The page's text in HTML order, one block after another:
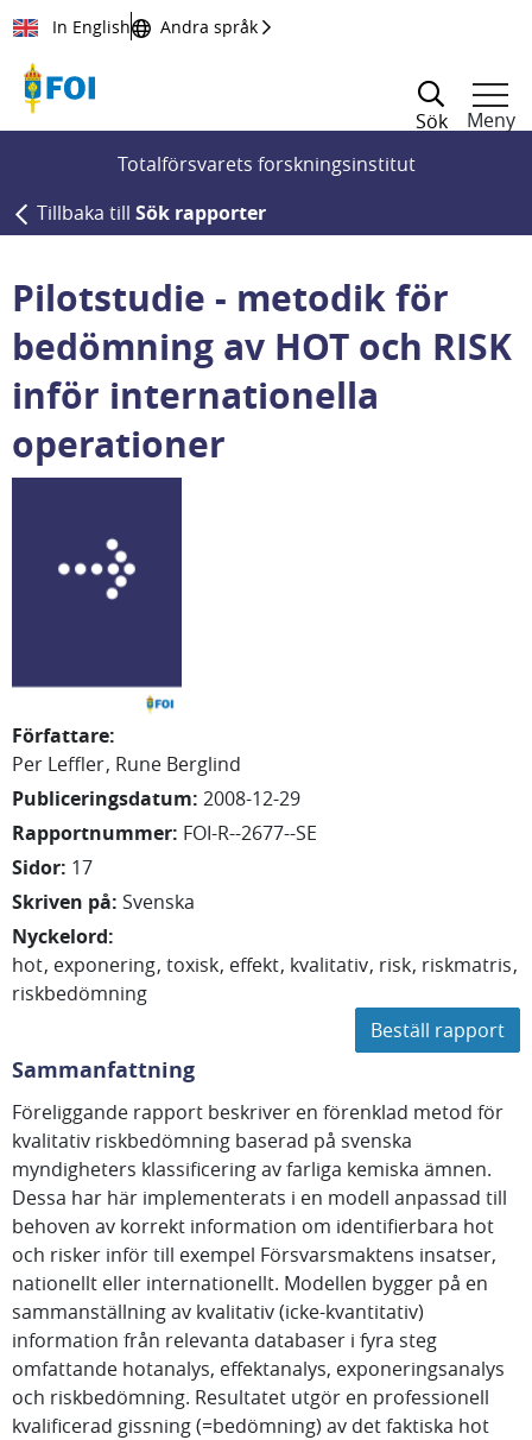
Till innehållet
In English Andra språk
Sök
Meny
Totalförsvarets forskningsinstitut
Tillbaka till Sök rapporter
Pilotstudie - metodik för
bedömning av HOT och RISK
inför internationella
operationer
Författare:
Per Leffler Rune Berglind
Publiceringsdatum: 2008-12-29
Rapportnummer: FOI-R--2677--SE
Sidor: 17
Skriven på: Svenska
Nyckelord:
hot exponering toxisk effekt kvalitativ risk riskmatris
riskbedömning
Beställ rapport
Sammanfattning
Föreliggande rapport beskriver en förenklad metod för
kvalitativ riskbedömning baserad på svenska
myndigheters klassificering av farliga kemiska ämnen.
Dessa har här implementerats i en modell anpassad till
behoven av korrekt information om identifierbara hot
och risker inför till exempel Försvarsmaktens insatser,
nationellt eller internationellt. Modellen bygger på en
sammanställning av kvalitativ (icke-kvantitativ)
information från relevanta databaser i fyra steg
omfattande hotanalys, effektanalys, exponeringsanalys
och riskbedömning. Resultatet utgör en professionell
kvalificerad gissning (=bedömning) av det faktiska hot